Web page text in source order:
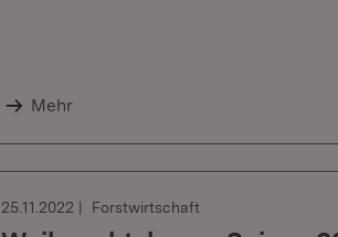
Mehr
25.11.2022 Forstwirtschaft